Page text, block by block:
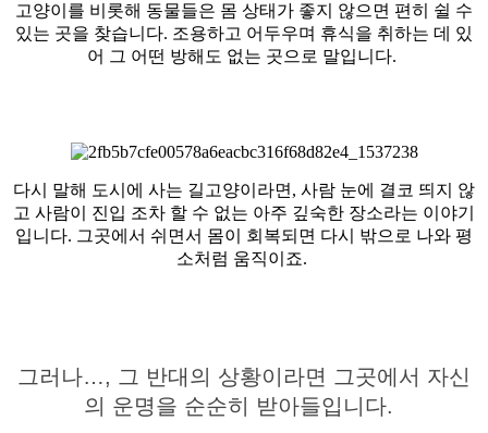
고양이를 비롯해 동물들은 몸 상태가 좋지 않으면 편히 쉴 수
있는 곳을 찾습니다. 조용하고 어두우며 휴식을 취하는 데 있
어 그 어떤 방해도 없는 곳으로 말입니다.
다시 말해 도시에 사는 길고양이라면, 사람 눈에 결코 띄지 않
고 사람이 진입 조차 할 수 없는 아주 깊숙한 장소라는 이야기
입니다. 그곳에서 쉬면서 몸이 회복되면 다시 밖으로 나와 평
소처럼 움직이죠.
그러나…, 그 반대의 상황이라면 그곳에서 자신
의 운명을 순순히 받아들입니다.